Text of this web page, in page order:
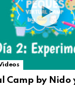
Camp by Nido